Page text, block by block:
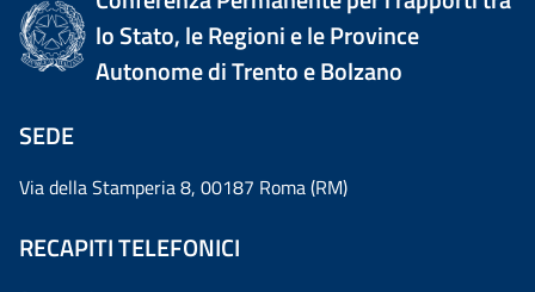
lo Stato, le Regioni e le Province
Autonome di Trento e Bolzano
SEDE
Via della Stamperia 8, 00187 Roma (RM)
RECAPITI TELEFONICI